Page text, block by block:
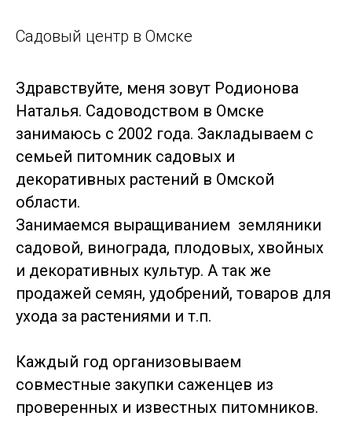
Садовый центр в Омске
Здравствуйте, меня зовут Родионова
Наталья. Садоводством в Омске
занимаюсь с 2002 года. Закладываем с
семьей питомник садовых и
декоративных растений в Омской
области.
Занимаемся выращиванием земляники
садовой, винограда, плодовых, хвойных
и декоративных культур. А так же
продажей семян, удобрений, товаров для
ухода за растениями и т.п.
Каждый год организовываем
совместные закупки саженцев из
проверенных и известных питомников.